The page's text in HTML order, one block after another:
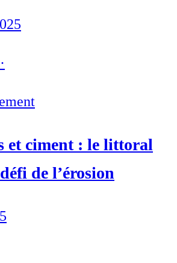
·
et ciment : le littoral
de l’érosion